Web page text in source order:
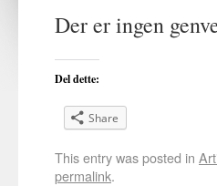
Der er ingen
Del dette:
Share
This entry was posted in
permalink.